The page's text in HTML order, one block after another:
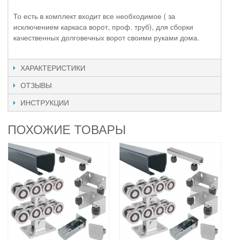
То есть в комплект входит все необходимое ( за
исключением каркаса ворот, проф. труб), для сборки
качественных долговечных ворот своими руками дома.
ХАРАКТЕРИСТИКИ
ОТЗЫВЫ
ИНСТРУКЦИИ
ПОХОЖИЕ ТОВАРЫ